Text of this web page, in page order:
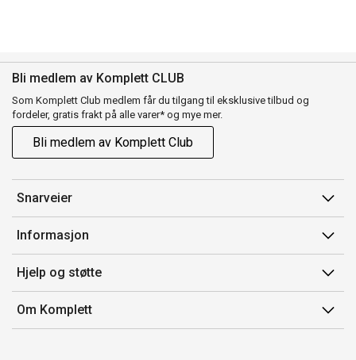
Bli medlem av Komplett CLUB
Som Komplett Club medlem får du tilgang til eksklusive tilbud og
fordeler, gratis frakt på alle varer* og mye mer.
Bli medlem av Komplett Club
Snarveier
Min side
Ordreoversikt
Flex
Komplett Club
Informasjon
Salgsbetingelser
Medlemsvilkår for Komplett Club
Merker/produsent
Hjelp og støtte
Kontakt oss
Kundeservice
Om Komplett